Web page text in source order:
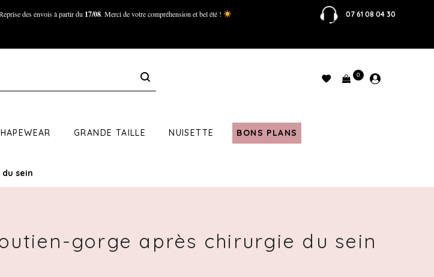
des envois à partir du 17/08. Merci de votre compréhension et bel été ! 07 61 08 04 30
0
GRANDE TAILLE NUISETTE BONS PLANS
sein
gorge après chirurgie du sein